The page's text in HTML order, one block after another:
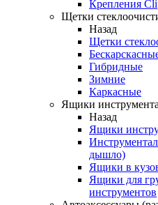
Крепления
Щетки
Назад
Щетки
Гибридные
Зимние
Каркасные
Ящики
Назад
Ящики
дышло)
Ящики в
Ящики для
инструментов